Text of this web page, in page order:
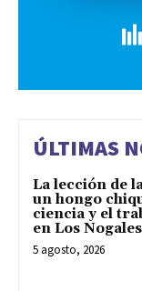
ÚLTIMAS
La lección de
un hongo
ciencia y el
en Los Nogales
5 agosto, 2026